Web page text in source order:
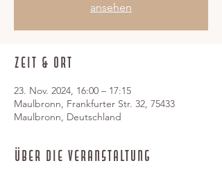
ansehen
Zeit & Ort
23. Nov. 2024, 16:00 – 17:15
Maulbronn, Frankfurter Str. 32, 75433
Maulbronn, Deutschland
Über die Veranstaltung